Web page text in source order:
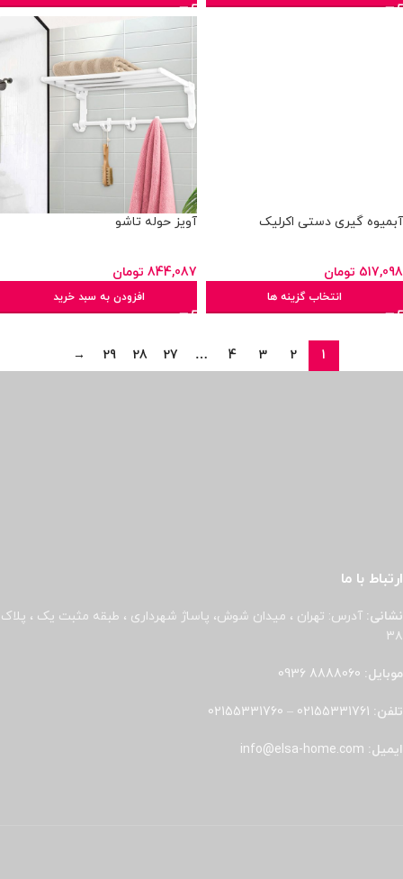
آبمیوه گیری دستی اکرلیک
517,098 تومان
انتخاب گزینه ها
آویز حوله تاشو
844,087 تومان
افزودن به سبد خرید
1
2
3
4
…
27
28
29
→
ارتباط با ما
نشانی: آدرس: تهران ، میدان شوش، پاساژ شهرداری ، طبقه مثبت یک ، پلاک
۳۸
موبایل: 8888060 0936
تلفن: 02155331761
–
02155331760
ایمیل: info@elsa-home.com